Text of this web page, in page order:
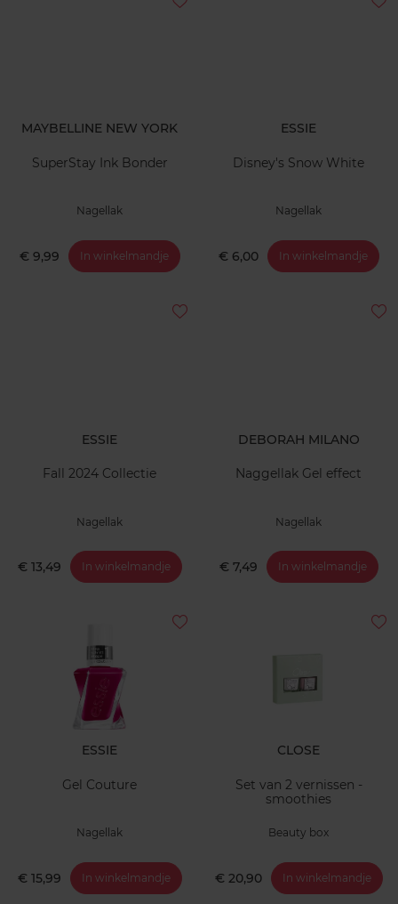
MAYBELLINE NEW YORK
SuperStay Ink Bonder
Nagellak
€ 9,99 In winkelmandje
ESSIE
Disney's Snow White
Nagellak
€ 6,00 In winkelmandje
ESSIE
Fall 2024 Collectie
Nagellak
€ 13,49 In winkelmandje
DEBORAH MILANO
Naggellak Gel effect
Nagellak
€ 7,49 In winkelmandje
ESSIE
Gel Couture
Nagellak
€ 15,99 In winkelmandje
CLOSE
Set van 2 vernissen -
smoothies
Beauty box
€ 20,90 In winkelmandje